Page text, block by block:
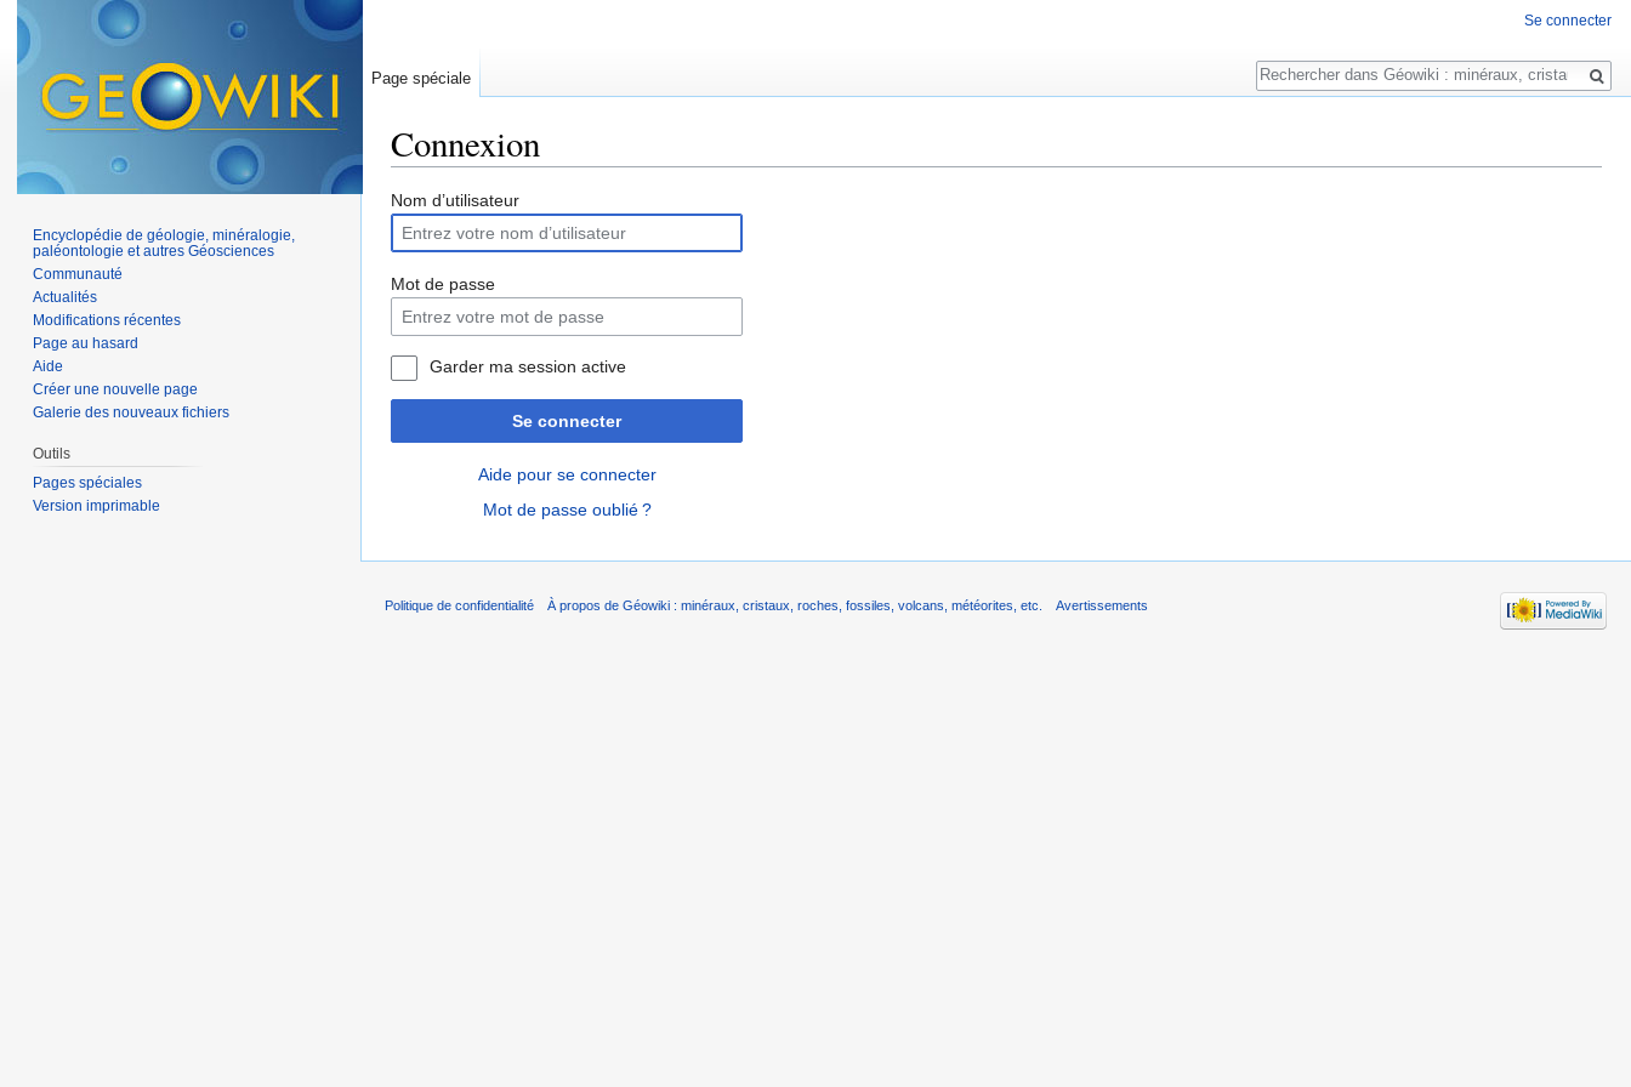
Connexion
Nom d’utilisateur
Mot de passe
Garder ma session active
Se connecter
Aide pour se connecter
Mot de passe oublié ?
Se connecter
Page spéciale
Rechercher
Encyclopédie de géologie, minéralogie,
paléontologie et autres Géosciences
Communauté
Actualités
Modifications récentes
Page au hasard
Aide
Créer une nouvelle page
Galerie des nouveaux fichiers
Outils
Pages spéciales
Version imprimable
Politique de confidentialité À propos de Géowiki : minéraux, cristaux, roches, fossiles, volcans, météorites, etc. Avertissements